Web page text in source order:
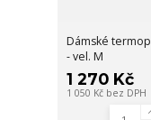
Dámské
- vel. M
1 270 Kč
1 050 Kč bez DPH